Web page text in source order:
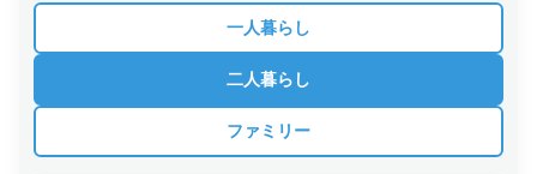
一人暮らし
二人暮らし
ファミリー